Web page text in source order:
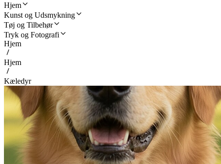
Hjem
Kunst og Udsmykning
Tøj og Tilbehør
Tryk og Fotografi
Hjem
Hjem
Kæledyr